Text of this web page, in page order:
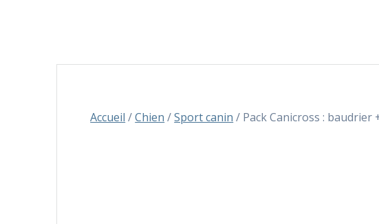
Accueil /Chien /Sport canin / Pack Canicross : baudrier